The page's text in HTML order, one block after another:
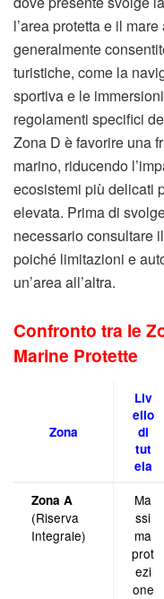
l’area protetta e il
generalmente
turistiche, come la
sportiva e le
regolamenti specifici
Zona D è favorire una
marino, riducendo
ecosistemi più delicati
elevata. Prima di
necessario consultare
poiché limitazioni e
un’area all’altra.
Confronto tra le
Marine Protette
Zona
Liv
ello
di
tut
ela
Zona A
(Riserva
Integrale)
Ma
ssi
ma
prot
ezi
one